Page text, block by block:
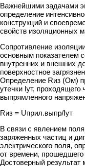
Важнейшими задачами
определение
конструкций и
свойств изоляционных
Сопротивление
основным показателем
внутренних и внешних
поверхностное
Определение Rиз (Ом)
утечки Iут,
выпрямленного
Rиз = Uприл.выпр/Iут
В связи с явлением
заряженных частиц и
электрического поля,
от времени,
Достоверный результат